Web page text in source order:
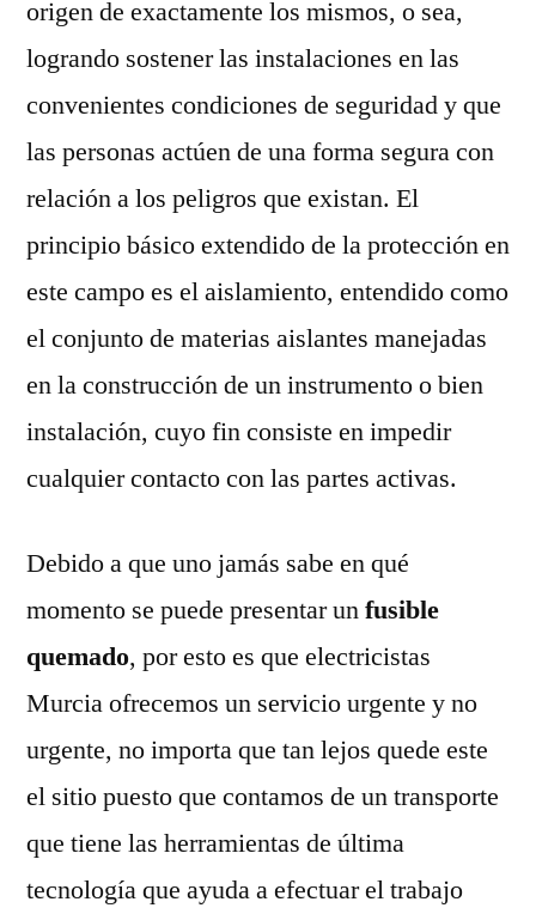
origen de exactamente los mismos, o sea,
logrando sostener las instalaciones en las
convenientes condiciones de seguridad y que
las personas actúen de una forma segura con
relación a los peligros que existan. El
principio básico extendido de la protección en
este campo es el aislamiento, entendido como
el conjunto de materias aislantes manejadas
en la construcción de un instrumento o bien
instalación, cuyo fin consiste en impedir
cualquier contacto con las partes activas.
Debido a que uno jamás sabe en qué
momento se puede presentar unfusible
quemado, por esto es que electricistas
Murcia ofrecemos un servicio urgente y no
urgente, no importa que tan lejos quede este
el sitio puesto que contamos de un transporte
que tiene las herramientas de última
tecnología que ayuda a efectuar el trabajo